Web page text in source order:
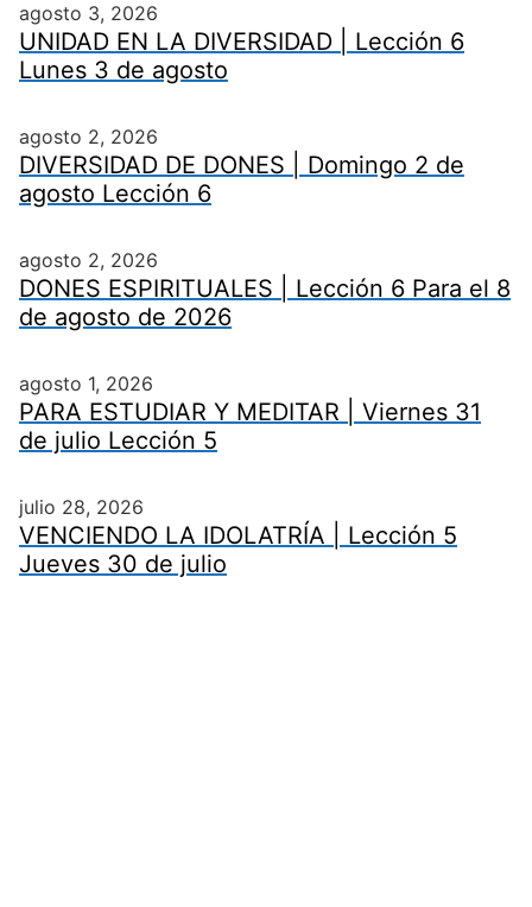
agosto 3, 2026
UNIDAD EN LA DIVERSIDAD | Lección 6
Lunes 3 de agosto
agosto 2, 2026
DIVERSIDAD DE DONES | Domingo 2 de
agosto Lección 6
agosto 2, 2026
DONES ESPIRITUALES | Lección 6 Para el 8
de agosto de 2026
agosto 1, 2026
PARA ESTUDIAR Y MEDITAR | Viernes 31
de julio Lección 5
julio 28, 2026
VENCIENDO LA IDOLATRÍA | Lección 5
Jueves 30 de julio